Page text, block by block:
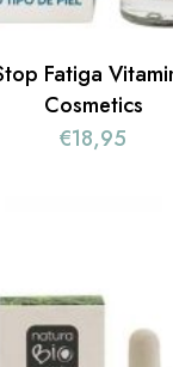
Fatiga
Cosmetics
€18,95